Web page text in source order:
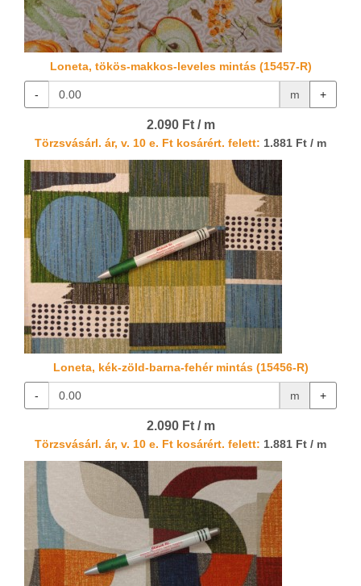
Loneta, tökös-makkos-leveles mintás (15457-R)
- m +
2.090 Ft / m
Törzsvásárl. ár, v. 10 e. Ft kosárért. felett: 1.881 Ft / m
Loneta, kék-zöld-barna-fehér mintás (15456-R)
- m +
2.090 Ft / m
Törzsvásárl. ár, v. 10 e. Ft kosárért. felett: 1.881 Ft / m